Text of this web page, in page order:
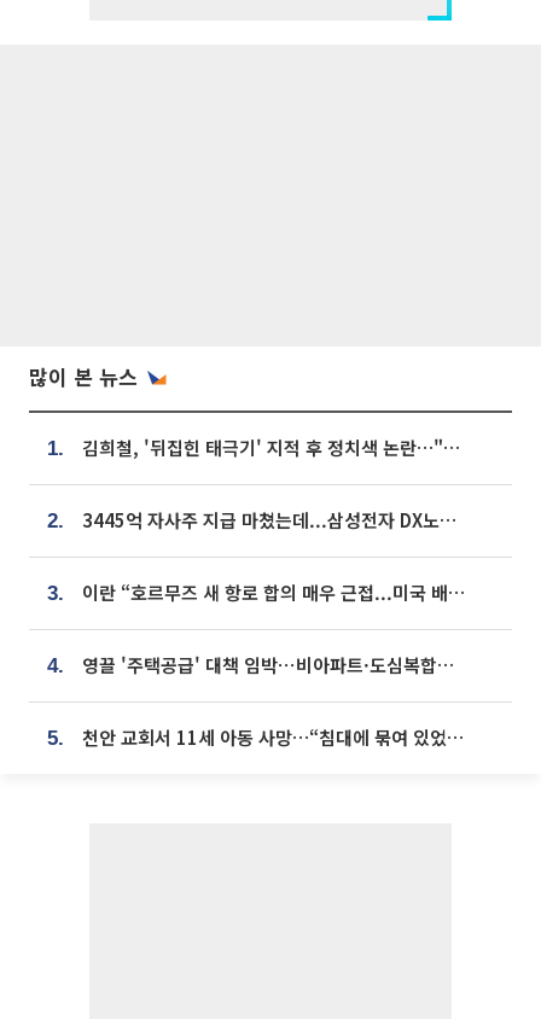
많이 본 뉴스
1. 김희철, '뒤집힌 태극기' 지적 후 정치색 논란…"좌우 떠나 우리나라 국기"
2. 3445억 자사주 지급 마쳤는데...삼성전자 DX노조, 뒤늦은 '떼쓰기 집회'
3. 이란 “호르무즈 새 항로 합의 매우 근접...미국 배상 먼저”
4. 영끌 '주택공급' 대책 임박⋯비아파트·도심복합까지 총동원
5. 천안 교회서 11세 아동 사망…“침대에 묶여 있었다” 진술 확보